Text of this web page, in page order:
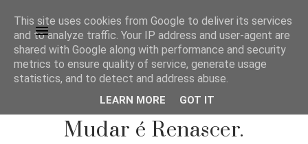
LIVROS E TEXTOS
Mudar é Renascer.
This site uses cookies from Google to deliver its services
and to analyze traffic. Your IP address and user-agent are
shared with Google along with performance and security
metrics to ensure quality of service, generate usage
statistics, and to detect and address abuse.
LEARN MORE GOT IT